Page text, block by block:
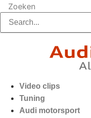
Zoeken
Video clips
Tuning
Audi motorsport